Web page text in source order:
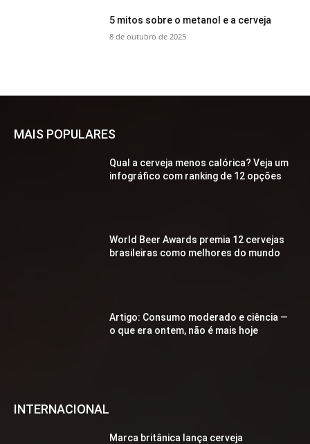
5 mitos sobre o metanol e a cerveja
8 de outubro de 2025
MAIS POPULARES
Qual a cerveja menos calórica? Veja um
infográfico com ranking de 12 opções
World Beer Awards premia 12 cervejas
brasileiras como melhores do mundo
Artigo: Consumo moderado e ciência —
o que era ontem, não é mais hoje
INTERNACIONAL
Marca britânica lança cerveja